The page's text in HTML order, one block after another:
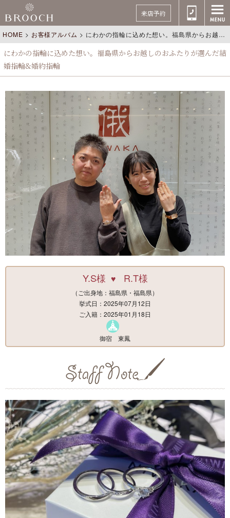
来店予約
HOME > お客様アルバム > にわかの指輪に込めた想い。福島県からお越しのおふたりが選んだ結婚指輪&婚約指輪
にわかの指輪に込めた想い。福島県からお越しのおふたりが選んだ結
婚指輪&婚約指輪
Y.S様 ♥ R.T様
（ご出身地：福島県・福島県）
挙式日：2025年07月12日
ご入籍：2025年01月18日
御宿 東鳳